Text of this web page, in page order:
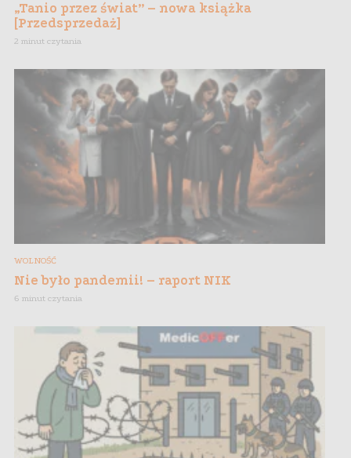
„Tanio przez świat” – nowa książka
[Przedsprzedaż]
2 minut czytania
WOLNOŚĆ
Nie było pandemii! – raport NIK
6 minut czytania